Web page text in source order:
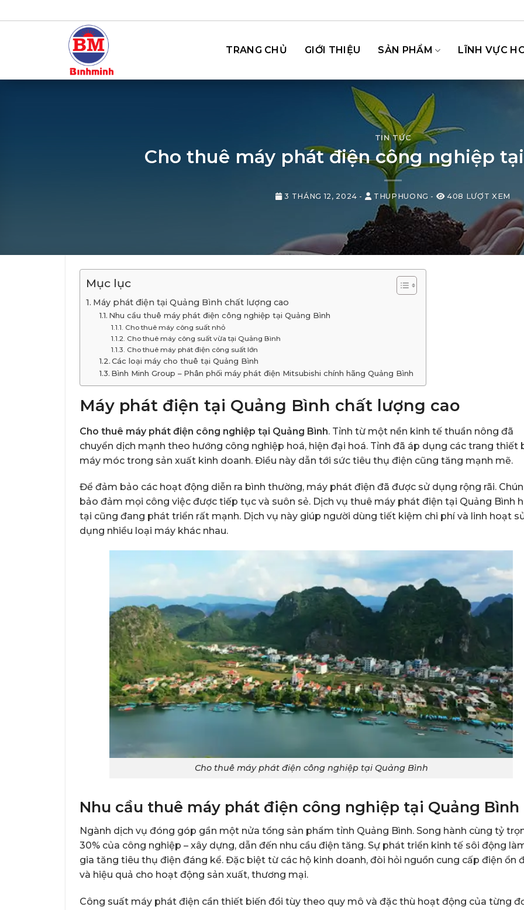
qua
TRANG CHỦ GIỚI THIỆU SẢN PHẨM LĨNH VỰC
TIN TỨC
Cho thuê máy phát điện công nghiệp
3 THÁNG 12, 2024 - THUPHUONG - 408 LƯỢT XEM
Mục lục
Máy phát điện tại Quảng Bình chất lượng cao
Nhu cầu thuê máy phát điện công nghiệp tại Quảng Bình
Cho thuê máy công suất nhỏ
Cho thuê máy công suất vừa tại Quảng Bình
Cho thuê máy phát điện công suất lớn
Các loại máy cho thuê tại Quảng Bình
Bình Minh Group – Phân phối máy phát điện Mitsubishi chính hãng Quảng Bình
Máy phát điện tại Quảng Bình chất lượng cao
Cho thuê máy phát điện công nghiệp tại Quảng Bình. Tỉnh từ một nền kinh tế thuần nông đã
chuyển dịch mạnh theo hướng công nghiệp hoá, hiện đại hoá. Tỉnh đã áp dụng các trang thiết
máy móc trong sản xuất kinh doanh. Điều này dẫn tới sức tiêu thụ điện cũng tăng mạnh mẽ.
Để đảm bảo các hoạt động diễn ra bình thường, máy phát điện đã được sử dụng rộng rãi.
bảo đảm mọi công việc được tiếp tục và suôn sẻ. Dịch vụ thuê máy phát điện tại Quảng Bình
tại cũng đang phát triển rất mạnh. Dịch vụ này giúp người dùng tiết kiệm chi phí và linh hoạt
dụng nhiều loại máy khác nhau.
Cho thuê máy phát điện công nghiệp tại Quảng Bình
Nhu cầu thuê máy phát điện công nghiệp tại Quảng Bình
Ngành dịch vụ đóng góp gần một nửa tổng sản phẩm tỉnh Quảng Bình. Song hành cùng tỷ
30% của công nghiệp – xây dựng, dẫn đến nhu cầu điện tăng. Sự phát triển kinh tế sôi động
gia tăng tiêu thụ điện đáng kể. Đặc biệt từ các hộ kinh doanh, đòi hỏi nguồn cung cấp điện ổn
và hiệu quả cho hoạt động sản xuất, thương mại.
Công suất máy phát điện cần thiết biến đổi tùy theo quy mô và đặc thù hoạt động của từng